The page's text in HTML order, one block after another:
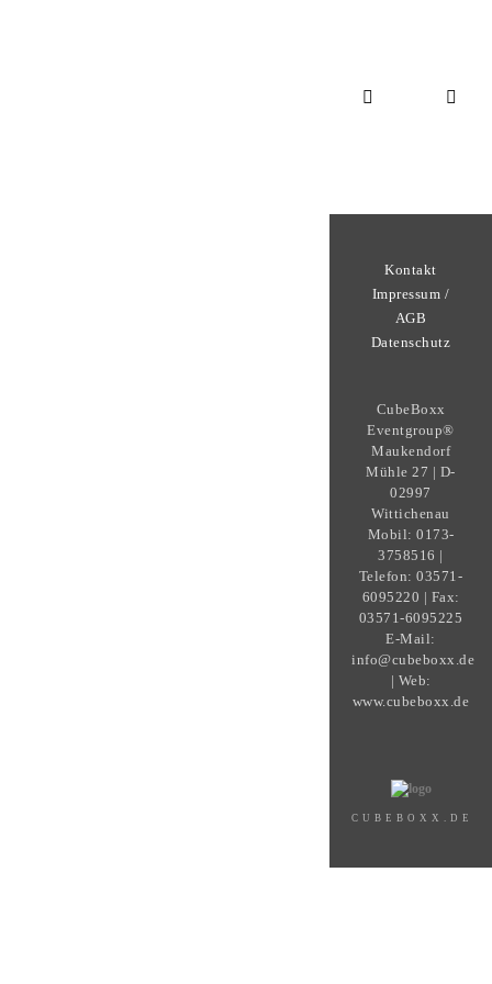
Kontakt
Impressum /
AGB
Datenschutz
CubeBoxx
Eventgroup®
Maukendorf
Mühle 27 | D-
02997
Wittichenau
Mobil: 0173-
3758516 |
Telefon: 03571-
6095220 | Fax:
03571-6095225
E-Mail:
info@cubeboxx.de
| Web:
www.cubeboxx.de
CUBEBOXX.DE